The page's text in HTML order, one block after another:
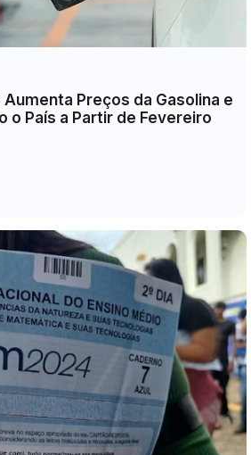
Aumenta Preços da Gasolina e
o País a Partir de Fevereiro